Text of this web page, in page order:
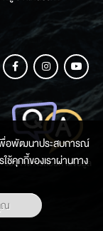
ช่องทางการสอบถามข้อมูล
เพื่อพัฒนาประสบการณ์
ช้คุกกี้ของเราผ่านทาง
ณ